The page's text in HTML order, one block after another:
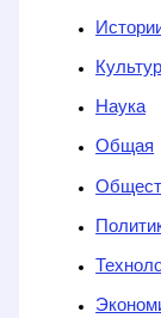
Наука
Общая